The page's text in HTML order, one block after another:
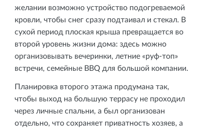
желании возможно устройство подогреваемой
кровли, чтобы снег сразу подтаивал и стекал. В
сухой период плоская крыша превращается во
второй уровень жизни дома: здесь можно
организовывать вечеринки, летние «руф‑топ»
встречи, семейные BBQ для большой компании.
Планировка второго этажа продумана так,
чтобы выход на большую террасу не проходил
через личные спальни, а был организован
отдельно, что сохраняет приватность хозяев, а